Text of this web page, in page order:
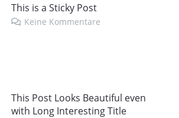
This is a Sticky Post
Keine Kommentare
This Post Looks Beautiful even
with Long Interesting Title